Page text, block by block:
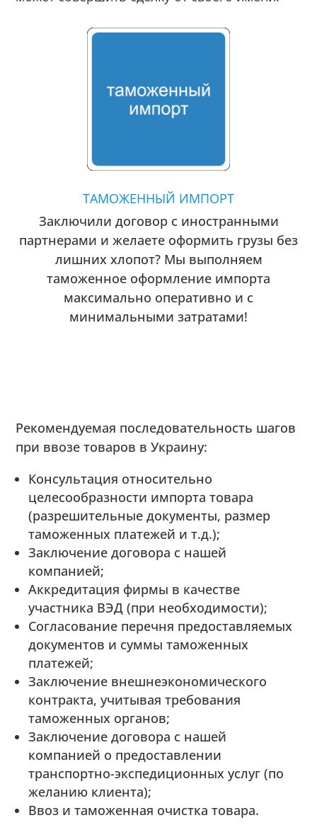
ТАМОЖЕННЫЙ ИМПОРТ
Заключили договор с иностранными
партнерами и желаете оформить грузы без
лишних хлопот? Мы выполняем
таможенное оформление импорта
максимально оперативно и с
минимальными затратами!
Рекомендуемая последовательность шагов
при ввозе товаров в Украину:
Консультация относительно
целесообразности импорта товара
(разрешительные документы, размер
таможенных платежей и т.д.);
Заключение договора с нашей
компанией;
Аккредитация фирмы в качестве
участника ВЭД (при необходимости);
Согласование перечня предоставляемых
документов и суммы таможенных
платежей;
Заключение внешнеэкономического
контракта, учитывая требования
таможенных органов;
Заключение договора с нашей
компанией о предоставлении
транспортно-экспедиционных услуг (по
желанию клиента);
Ввоз и таможенная очистка товара.